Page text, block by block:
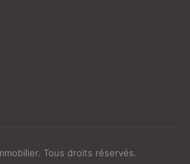
Tous droits réservés.